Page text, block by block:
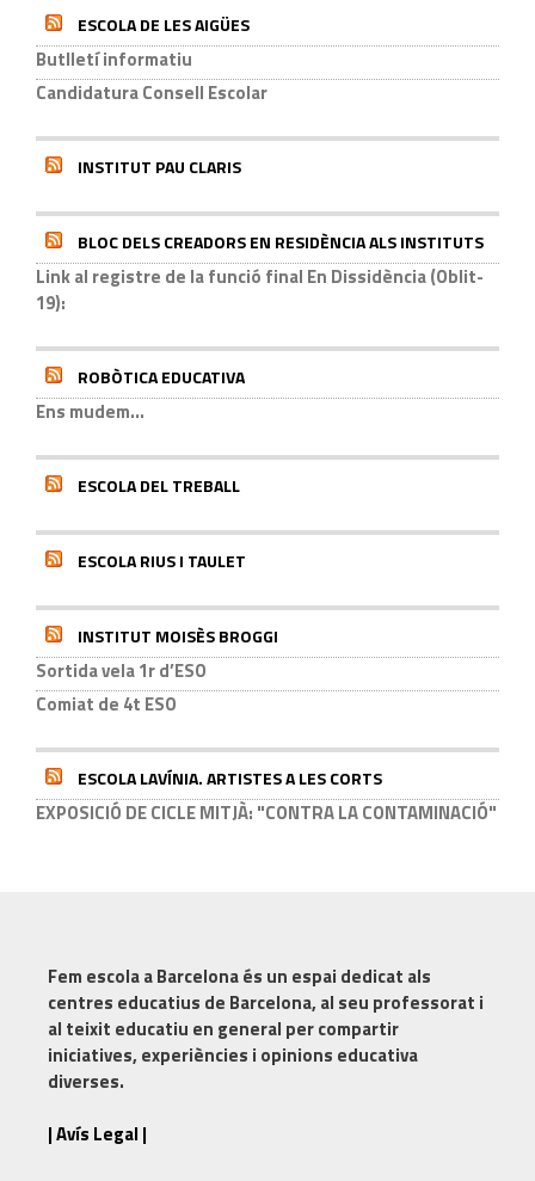
ESCOLA DE LES AIGÜES
Butlletí informatiu
Candidatura Consell Escolar
INSTITUT PAU CLARIS
BLOC DELS CREADORS EN RESIDÈNCIA ALS INSTITUTS
Link al registre de la funció final En Dissidència (Oblit-
19):
ROBÒTICA EDUCATIVA
Ens mudem...
ESCOLA DEL TREBALL
ESCOLA RIUS I TAULET
INSTITUT MOISÈS BROGGI
Sortida vela 1r d’ESO
Comiat de 4t ESO
ESCOLA LAVÍNIA. ARTISTES A LES CORTS
EXPOSICIÓ DE CICLE MITJÀ: "CONTRA LA CONTAMINACIÓ"
Fem escola a Barcelonaés un espai dedicat als
centres educatius de Barcelona, al seu professorat i
al teixit educatiu en general per compartir
iniciatives, experiències i opinions educativa
diverses.
| Avís Legal |